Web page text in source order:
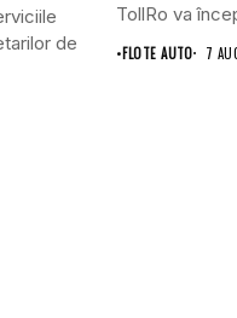
de
TollRo va
•FLOTE AUTO 7